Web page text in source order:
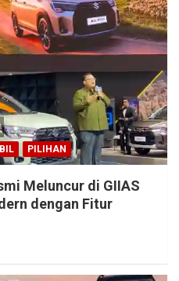
PILIHAN
Meluncur di GIIAS
dengan Fitur